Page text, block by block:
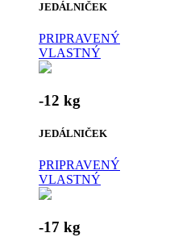
JEDÁLNIČEK
PRIPRAVENÝ
VLASTNÝ
-12 kg
JEDÁLNIČEK
PRIPRAVENÝ
VLASTNÝ
-17 kg